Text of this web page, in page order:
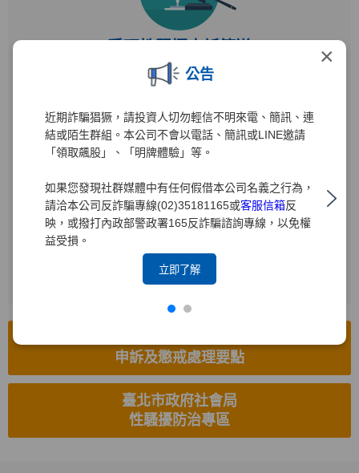
×
公告
近期詐騙猖獗，請投資人切勿輕信不明來電、簡訊、連
結或陌生群組。本公司不會以電話、簡訊或LINE邀請
「領取飆股」、「明牌體驗」等。
如果您發現社群媒體中有任何假借本公司名義之行為，
請洽本公司反詐騙專線(02)35181165或客服信箱反
映，或撥打內政部警政署165反詐騙諮詢專線，以免權
益受損。
立即了解
受理單位
受理電話
(02)2719-1715
電子信箱
hr8585.brk@yuanta.com
(02)2514-8626
申訴及懲戒處理要點
臺北市政府社會局
性騷擾防治專區